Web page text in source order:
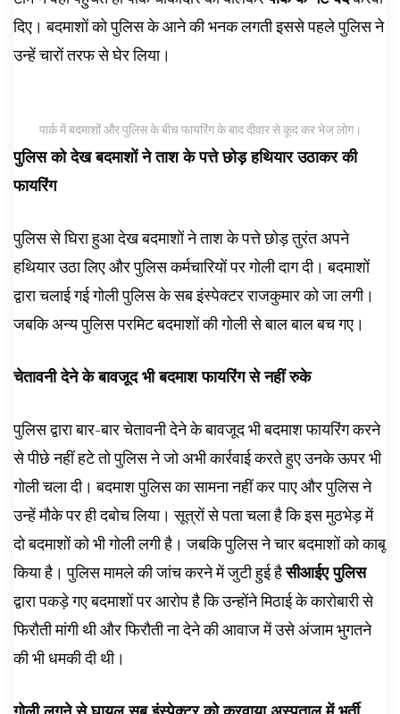
दिए। बदमाशों को पुलिस के आने की भनक लगती इससे पहले पुलिस ने
उन्हें चारों तरफ से घेर लिया।
पार्क में बदमाशों और पुलिस के बीच फायरिंग के बाद दीवार से कूद कर भेज लोग।
पुलिस को देख बदमाशों ने ताश के पत्ते छोड़ हथियार उठाकर की
फायरिंग
पुलिस से घिरा हुआ देख बदमाशों ने ताश के पत्ते छोड़ तुरंत अपने
हथियार उठा लिए और पुलिस कर्मचारियों पर गोली दाग दी। बदमाशों
द्वारा चलाई गई गोली पुलिस के सब इंस्पेक्टर राजकुमार को जा लगी।
जबकि अन्य पुलिस परमिट बदमाशों की गोली से बाल बाल बच गए।
चेतावनी देने के बावजूद भी बदमाश फायरिंग से नहीं रुके
पुलिस द्वारा बार-बार चेतावनी देने के बावजूद भी बदमाश फायरिंग करने
से पीछे नहीं हटे तो पुलिस ने जो अभी कार्रवाई करते हुए उनके ऊपर भी
गोली चला दी। बदमाश पुलिस का सामना नहीं कर पाए और पुलिस ने
उन्हें मौके पर ही दबोच लिया। सूत्रों से पता चला है कि इस मुठभेड़ में
दो बदमाशों को भी गोली लगी है। जबकि पुलिस ने चार बदमाशों को काबू
किया है। पुलिस मामले की जांच करने में जुटी हुई हैसीआईए पुलिस
द्वारा पकड़े गए बदमाशों पर आरोप है कि उन्होंने मिठाई के कारोबारी से
फिरौती मांगी थी और फिरौती ना देने की आवाज में उसे अंजाम भुगतने
की भी धमकी दी थी।